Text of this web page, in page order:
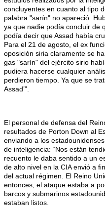
concluyentes en cuanto al tipo
palabra "sarín" no apareció.
ya que nadie podía concluir de
podía decir que Assad había
Para el 21 de agosto, el ex
oposición siria claramente se
gas "sarín" del ejército sirio
pudiera hacerse cualquier
perdieron tiempo. Ya que se
Assad’”.
El personal de defensa del
resultados de Porton Down al
enviando a los
de inteligencia: “Nos están
recuento le daba sentido a un
de alto nivel en la CIA envió a
del actual régimen. El Reino
entonces, el ataque estaba a
barcos y submarinos
estaban listos.